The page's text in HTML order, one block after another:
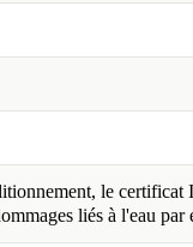
le certificat
liés à l'eau